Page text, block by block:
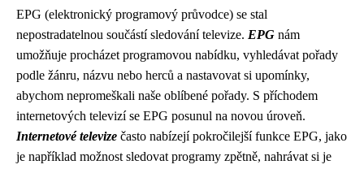
EPG (elektronický programový průvodce) se stal
nepostradatelnou součástí sledování televize. EPG nám
umožňuje procházet programovou nabídku, vyhledávat pořady
podle žánru, názvu nebo herců a nastavovat si upomínky,
abychom nepromeškali naše oblíbené pořady. S příchodem
internetových televizí se EPG posunul na novou úroveň.
Internetové televize často nabízejí pokročilejší funkce EPG, jako
je například možnost sledovat programy zpětně, nahrávat si je